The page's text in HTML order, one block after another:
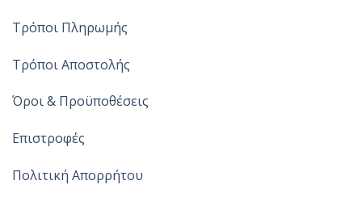
Τρόποι Πληρωμής
Τρόποι Αποστολής
Όροι & Προϋποθέσεις
Επιστροφές
Πολιτική Απορρήτου